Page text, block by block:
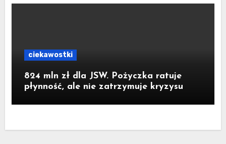
ciekawostki
824 mln zł dla JSW. Pożyczka ratuje
płynność, ale nie zatrzymuje kryzysu